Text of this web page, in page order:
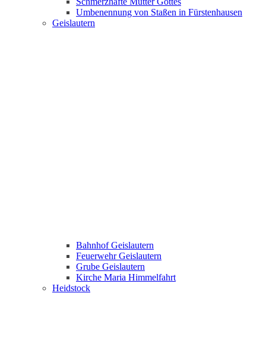
Umbenennung von Staßen in Fürstenhausen
Geislautern
Bahnhof Geislautern
Feuerwehr Geislautern
Grube Geislautern
Kirche Maria Himmelfahrt
Heidstock